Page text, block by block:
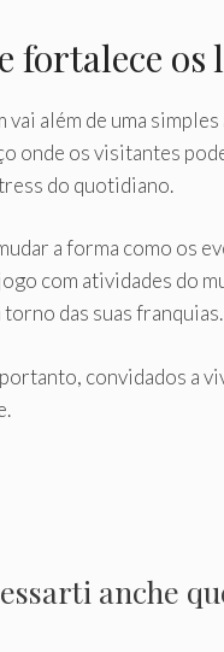
fortalece
vai além de uma
onde os visitantes
do quotidiano.
a forma como os
com atividades do
das suas franquias.
convidados a
anche